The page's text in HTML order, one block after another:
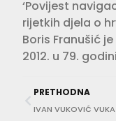
‘Povijest
rijetkih djela o
Boris Franušić
2012. u 79.
PRETHODNA